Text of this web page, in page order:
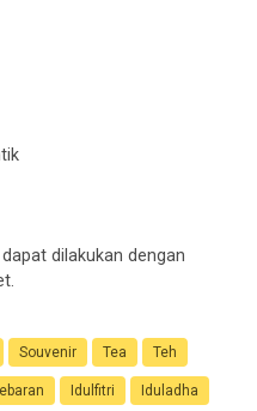
dilakukan dengan
Souvenir Tea Teh
Idulfitri Iduladha